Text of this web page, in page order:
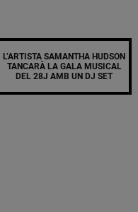
L’ARTISTA SAMANTHA HUDSON
TANCARÀ LA GALA MUSICAL
DEL 28J AMB UN DJ SET